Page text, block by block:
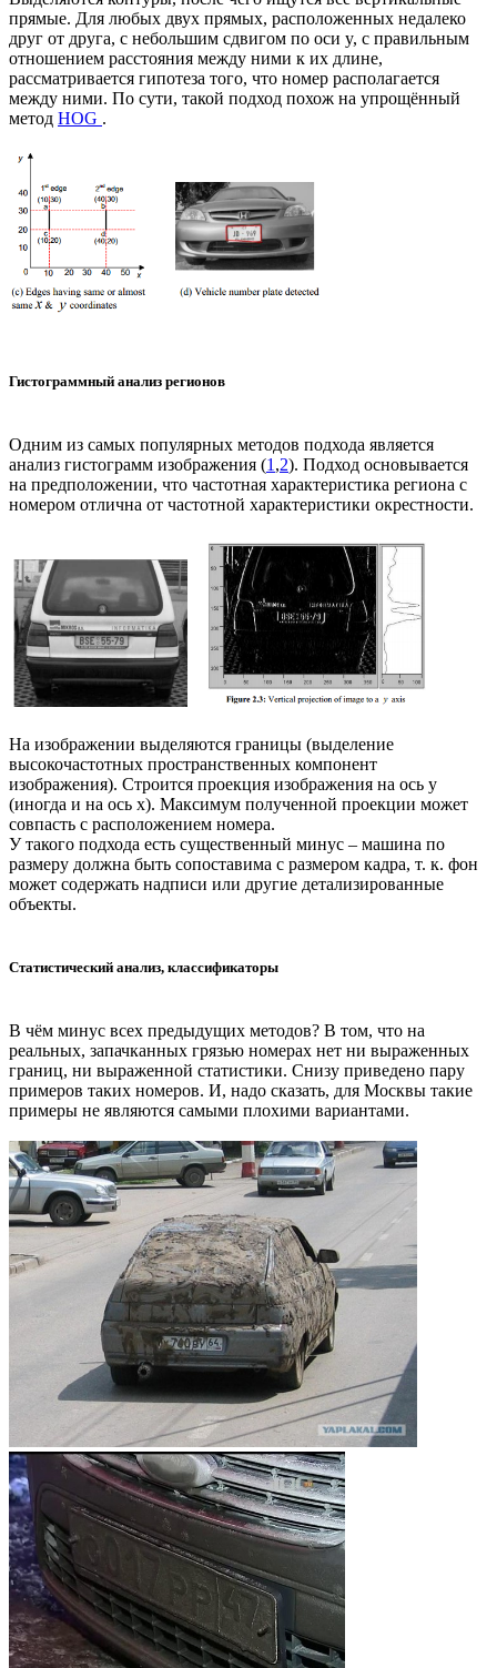
прямые. Для любых двух прямых, расположенных недалеко
друг от друга, с небольшим сдвигом по оси y, с правильным
отношением расстояния между ними к их длине,
рассматривается гипотеза того, что номер располагается
между ними. По сути, такой подход похож на упрощённый
метод HOG .
Гистограммный анализ регионов
Одним из самых популярных методов подхода является
анализ гистограмм изображения (1 ,2). Подход основывается
на предположении, что частотная характеристика региона с
номером отлична от частотной характеристики окрестности.
На изображении выделяются границы (выделение
высокочастотных пространственных компонент
изображения). Строится проекция изображения на ось y
(иногда и на ось x). Максимум полученной проекции может
совпасть с расположением номера.
У такого подхода есть существенный минус – машина по
размеру должна быть сопоставима с размером кадра, т. к. фон
может содержать надписи или другие детализированные
объекты.
Статистический анализ, классификаторы
В чём минус всех предыдущих методов? В том, что на
реальных, запачканных грязью номерах нет ни выраженных
границ, ни выраженной статистики. Снизу приведено пару
примеров таких номеров. И, надо сказать, для Москвы такие
примеры не являются самыми плохими вариантами.